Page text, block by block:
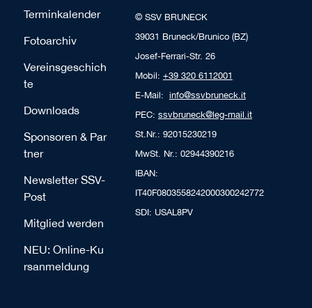
Terminkalender
Fotoarchiv
Vereinsgeschich
te
Downloads
Sponsoren & Par
tner
Newsletter SSV-
Post
Mitglied werden
NEU: Online-Ku
rsanmeldung
© SSV BRUNECK
39031 Bruneck/Brunico (BZ)
Josef-Ferrari-Str. 26
Mobil: +39 320 6112001
E-Mail: info@ssvbruneck.it
PEC: ssvbruneck@leg-mail.it
St.Nr.: 92015230219
MwSt. Nr.: 02944390216
IBAN:
IT40F0803558242000300242772
SDI: USAL8PV